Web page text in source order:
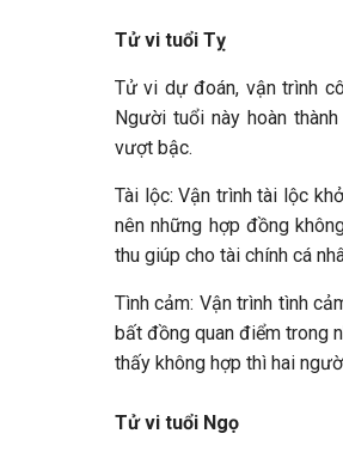
Tử vi tuổi Tỵ
Tử vi dự đoán, vận trình
Người tuổi này hoàn
vượt bậc.
Tài lộc: Vận trình tài lộc
nên những hợp đồng
thu giúp cho tài chính cá
Tình cảm: Vận trình tình
bất đồng quan điểm trong
thấy không hợp thì hai
Tử vi tuổi Ngọ